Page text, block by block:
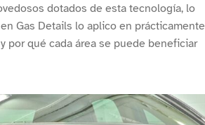
dotados de esta tecnología, lo
Gas Details lo aplico en prácticamente
por qué cada área se puede beneficiar